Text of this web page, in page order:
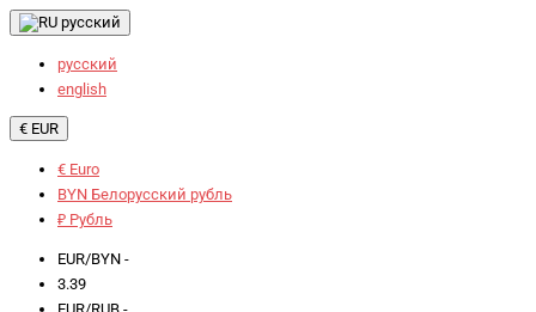
русский
русский
english
€ EUR
€ Euro
BYN Белорусский рубль
₽ Рубль
EUR/BYN -
3.39